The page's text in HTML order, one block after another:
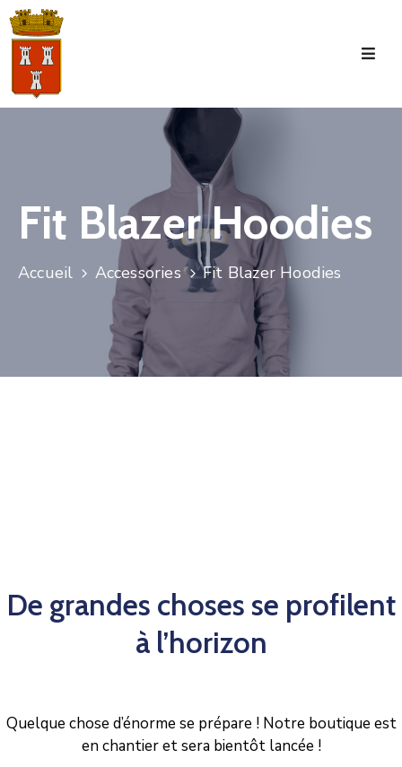
Accueil
Manifestations
Vie
Municipale
Fit Blazer Hoodies
Accueil Accessories Fit Blazer Hoodies
De grandes choses se profilent
à l’horizon
Quelque chose d’énorme se prépare ! Notre boutique est
en chantier et sera bientôt lancée !